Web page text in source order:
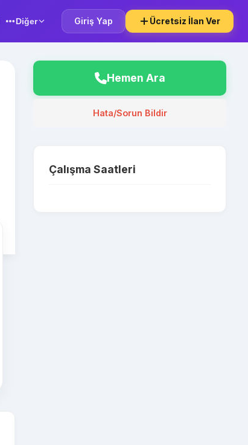
Diğer Giriş Yap Ücretsiz İlan Ver
Hemen Ara
Hata/Sorun Bildir
Çalışma Saatleri